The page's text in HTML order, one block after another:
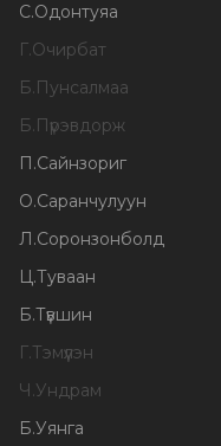
С.Одонтуяа
Г.Очирбат
Б.Пунсалмаа
Б.Пүрэвдорж
П.Сайнзориг
О.Саранчулуун
Л.Соронзонболд
Ц.Туваан
Б.Түвшин
Г.Тэмүүлэн
Ч.Ундрам
Б.Уянга